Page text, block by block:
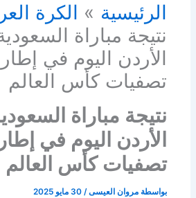
الرئيسية
الكرة
نتيجة مباراة
الأردن اليوم في
تصفيات كأس العالم
نتيجة مباراة
الأردن اليوم في
تصفيات كأس العالم
بواسطة مروان العيسى/30 مايو 2025